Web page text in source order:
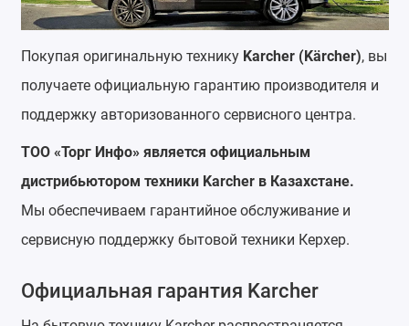
Покупая оригинальную технику Karcher (Kärcher), вы
получаете официальную гарантию производителя и
поддержку авторизованного сервисного центра.
ТОО «Торг Инфо» является официальным
дистрибьютором техники Karcher в Казахстане.
Мы обеспечиваем гарантийное обслуживание и
сервисную поддержку бытовой техники Керхер.
Официальная гарантия Karcher